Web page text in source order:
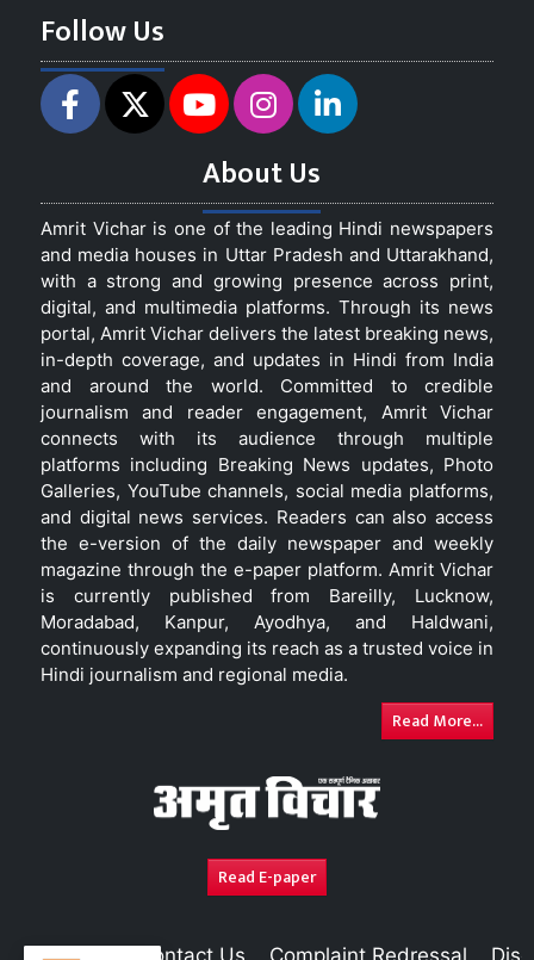
Follow Us
About Us
Amrit Vichar is one of the leading Hindi newspapers
and media houses in Uttar Pradesh and Uttarakhand,
with a strong and growing presence across print,
digital, and multimedia platforms. Through its news
portal, Amrit Vichar delivers the latest breaking news,
in-depth coverage, and updates in Hindi from India
and around the world. Committed to credible
journalism and reader engagement, Amrit Vichar
connects with its audience through multiple
platforms including Breaking News updates, Photo
Galleries, YouTube channels, social media platforms,
and digital news services. Readers can also access
the e-version of the daily newspaper and weekly
magazine through the e-paper platform. Amrit Vichar
is currently published from Bareilly, Lucknow,
Moradabad, Kanpur, Ayodhya, and Haldwani,
continuously expanding its reach as a trusted voice in
Hindi journalism and regional media.
Read More...
Read E-paper
About Us Contact Us Complaint Redressal